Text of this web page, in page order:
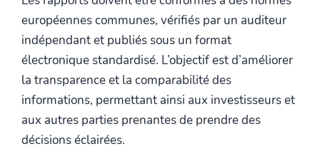
européennes communes, vérifiés par un auditeur
indépendant et publiés sous un format
électronique standardisé. L’objectif est d’améliorer
la transparence et la comparabilité des
informations, permettant ainsi aux investisseurs et
aux autres parties prenantes de prendre des
décisions éclairées.